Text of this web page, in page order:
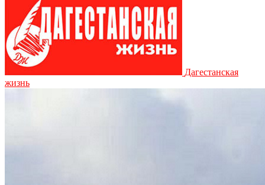
Дагестанская
жизнь